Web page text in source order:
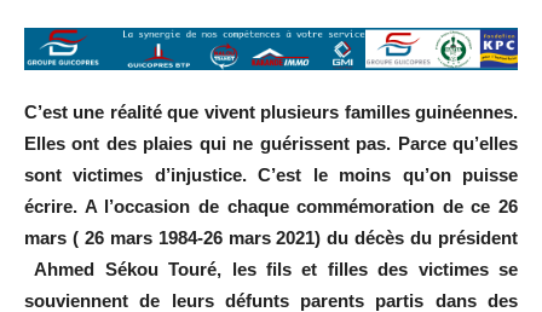
C’est une réalité que vivent plusieurs familles guinéennes.
Elles ont des plaies qui ne guérissent pas. Parce qu’elles
sont victimes d’injustice. C’est le moins qu’on puisse
écrire. A l’occasion de chaque commémoration de ce 26
mars ( 26 mars 1984-26 mars 2021) du décès du président
Ahmed Sékou Touré, les fils et filles des victimes se
souviennent de leurs défunts parents partis dans des